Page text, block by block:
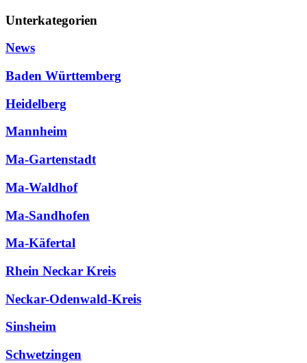
Unterkategorien
News
Baden Württemberg
Heidelberg
Mannheim
Ma-Gartenstadt
Ma-Waldhof
Ma-Sandhofen
Ma-Käfertal
Rhein Neckar Kreis
Neckar-Odenwald-Kreis
Sinsheim
Schwetzingen